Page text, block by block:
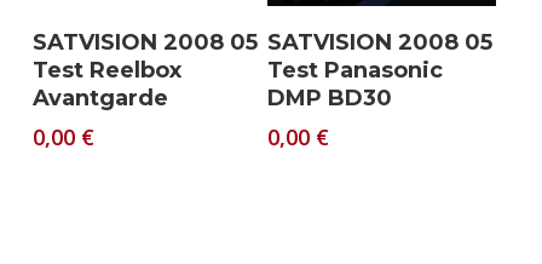
Download
SATVISION 2008 05
Test Reelbox
Avantgarde
0,00 €
Download
SATVISION 2008 05
Test Panasonic
DMP BD30
0,00 €